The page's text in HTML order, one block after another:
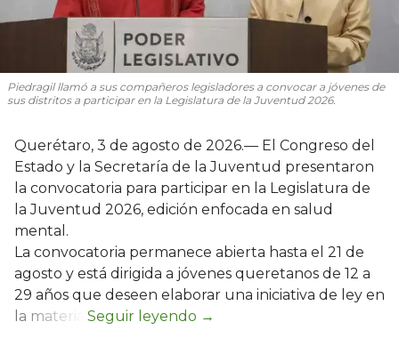
Piedragil llamó a sus compañeros legisladores a convocar a jóvenes de
sus distritos a participar en la Legislatura de la Juventud 2026.
Querétaro, 3 de agosto de 2026.— El Congreso del
Estado y la Secretaría de la Juventud presentaron
la convocatoria para participar en la Legislatura de
la Juventud 2026, edición enfocada en salud
mental.
La convocatoria permanece abierta hasta el 21 de
agosto y está dirigida a jóvenes queretanos de 12 a
29 años que deseen elaborar una iniciativa de ley en
la materia.